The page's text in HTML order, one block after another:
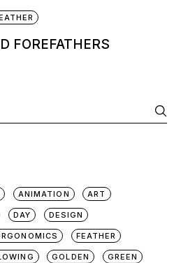
FOREFATHERS
ANIMATION ART
DAY DESIGN
FEATHER
GOLDEN GREEN